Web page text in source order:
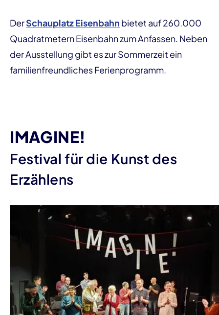
DerSchauplatz Eisenbahn bietet auf 260.000
Quadratmetern Eisenbahn zum Anfassen. Neben
der Ausstellung gibt es zur Sommerzeit ein
familienfreundliches Ferienprogramm.
IMAGINE!
Festival für die Kunst des
Erzählens